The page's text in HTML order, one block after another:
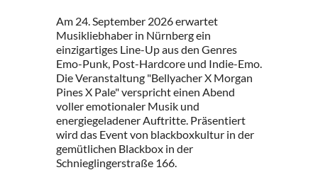
Am 24. September 2026 erwartet
Musikliebhaber in Nürnberg ein
einzigartiges Line-Up aus den Genres
Emo-Punk, Post-Hardcore und Indie-Emo.
Die Veranstaltung "Bellyacher X Morgan
Pines X Pale" verspricht einen Abend
voller emotionaler Musik und
energiegeladener Auftritte. Präsentiert
wird das Event von blackboxkultur in der
gemütlichen Blackbox in der
Schnieglingerstraße 166.